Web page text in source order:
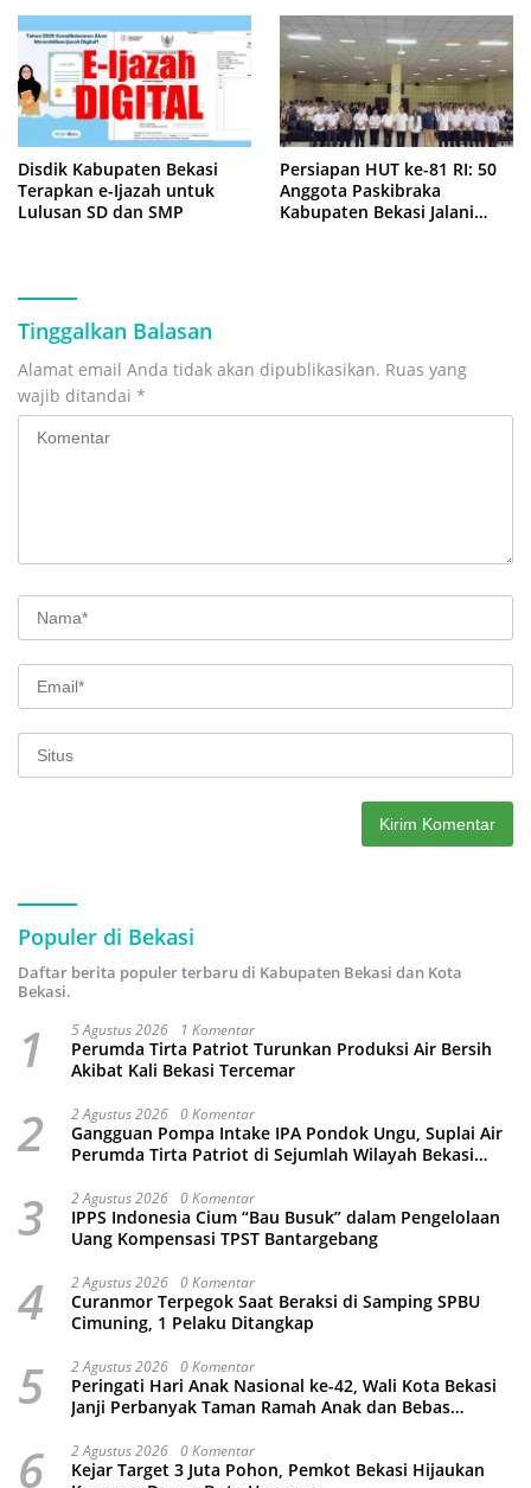
Disdik Kabupaten Bekasi
Terapkan e-Ijazah untuk
Lulusan SD dan SMP
Persiapan HUT ke-81 RI: 50
Anggota Paskibraka
Kabupaten Bekasi Jalani
Tinggalkan Balasan
Alamat email Anda tidak akan dipublikasikan. Ruas yang
wajib ditandai *
Populer di Bekasi
Daftar berita populer terbaru di Kabupaten Bekasi dan Kota
Bekasi.
1 5 Agustus 2026 1 Komentar
Perumda Tirta Patriot Turunkan Produksi Air Bersih
Akibat Kali Bekasi Tercemar
2 2 Agustus 2026 0 Komentar
Gangguan Pompa Intake IPA Pondok Ungu, Suplai Air
Perumda Tirta Patriot di Sejumlah Wilayah Bekasi
3 2 Agustus 2026 0 Komentar
IPPS Indonesia Cium “Bau Busuk” dalam Pengelolaan
Uang Kompensasi TPST Bantargebang
4 2 Agustus 2026 0 Komentar
Curanmor Terpegok Saat Beraksi di Samping SPBU
Cimuning, 1 Pelaku Ditangkap
5 2 Agustus 2026 0 Komentar
Peringati Hari Anak Nasional ke-42, Wali Kota Bekasi
Janji Perbanyak Taman Ramah Anak dan Bebas
6 2 Agustus 2026 0 Komentar
Kejar Target 3 Juta Pohon, Pemkot Bekasi Hijaukan